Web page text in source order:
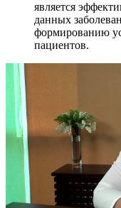
является
данных
формированию
пациентов.